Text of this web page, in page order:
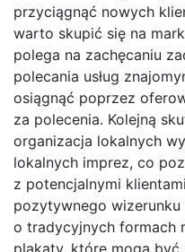
przyciągnąć nowych
warto skupić się na
polega na zachęcaniu
polecania usług
osiągnąć poprzez
za polecenia. Kolejną
organizacja lokalnych
lokalnych imprez, co
z potencjalnymi
pozytywnego
o tradycyjnych formach
plakaty, które mogą być